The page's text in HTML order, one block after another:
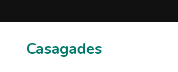
Casagades